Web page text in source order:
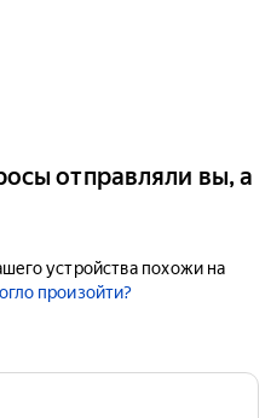
отправляли вы, а
устройства похожи на
произойти?